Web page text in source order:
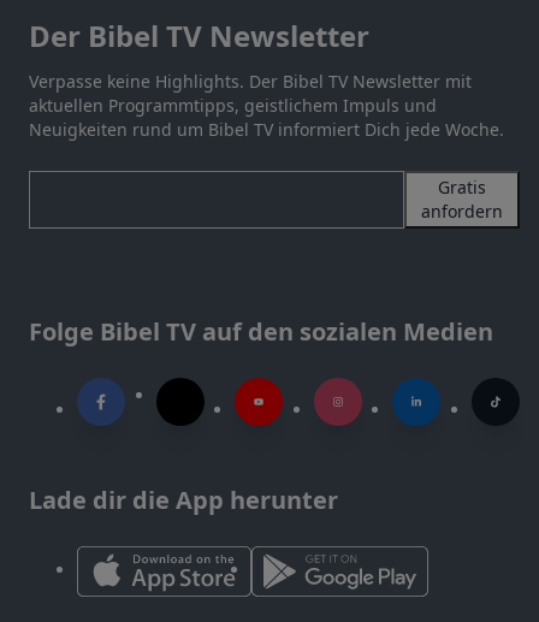
Der Bibel TV Newsletter
Verpasse keine Highlights. Der Bibel TV Newsletter mit
aktuellen Programmtipps, geistlichem Impuls und
Neuigkeiten rund um Bibel TV informiert Dich jede Woche.
Gratis
anfordern
Folge Bibel TV auf den sozialen Medien
Lade dir die App herunter